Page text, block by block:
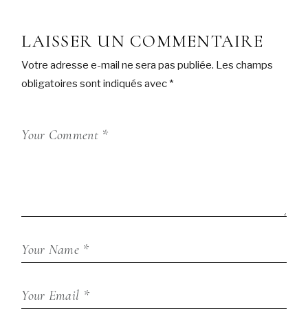
LAISSER UN COMMENTAIRE
Votre adresse e-mail ne sera pas publiée. Les champs
obligatoires sont indiqués avec *